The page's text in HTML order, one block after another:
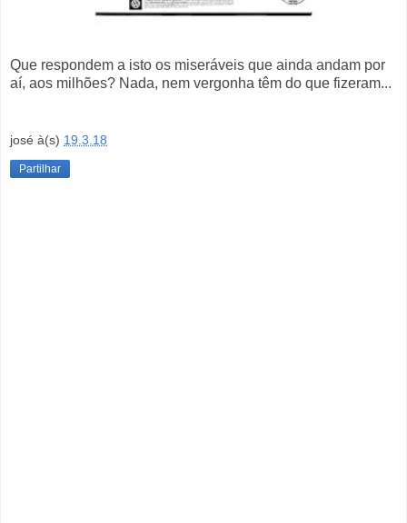
Que respondem a isto os miseráveis que ainda andam por
aí, aos milhões? Nada, nem vergonha têm do que fizeram...
josé à(s) 19.3.18
Partilhar